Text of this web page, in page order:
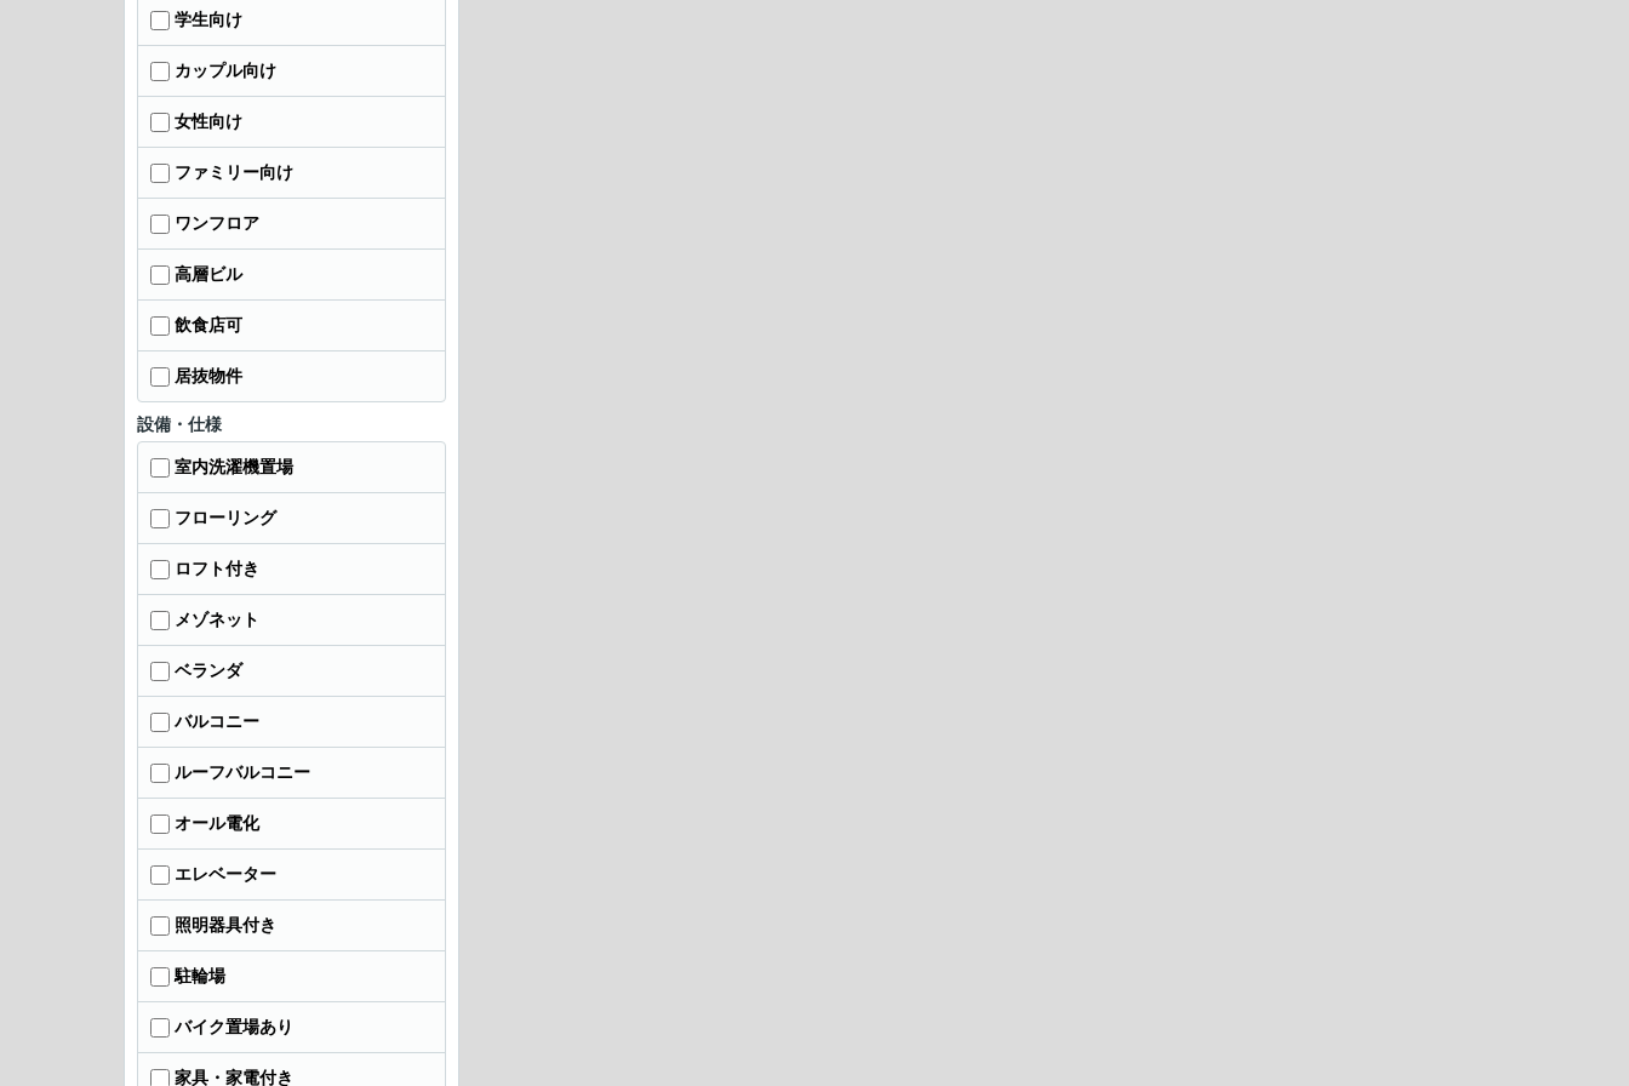
学生向け
カップル向け
女性向け
ファミリー向け
ワンフロア
高層ビル
飲食店可
居抜物件
設備・仕様
室内洗濯機置場
フローリング
ロフト付き
メゾネット
ベランダ
バルコニー
ルーフバルコニー
オール電化
エレベーター
照明器具付き
駐輪場
バイク置場あり
家具・家電付き